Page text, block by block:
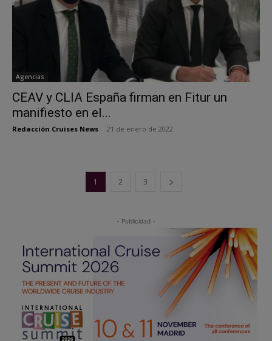
Agencias
CEAV y CLIA España firman en Fitur un
manifiesto en el...
Redacción Cruises News 21 de enero de 2022
1 2 3
- Publicidad -